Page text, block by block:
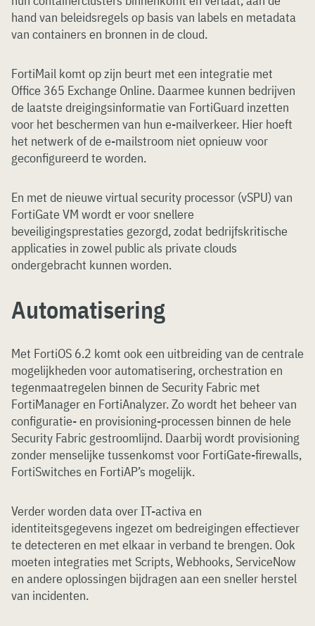
hand van beleidsregels op basis van labels en metadata
van containers en bronnen in de cloud.
FortiMail komt op zijn beurt met een integratie met
Office 365 Exchange Online. Daarmee kunnen bedrijven
de laatste dreigingsinformatie van FortiGuard inzetten
voor het beschermen van hun e-mailverkeer. Hier hoeft
het netwerk of de e-mailstroom niet opnieuw voor
geconfigureerd te worden.
En met de nieuwe virtual security processor (vSPU) van
FortiGate VM wordt er voor snellere
beveiligingsprestaties gezorgd, zodat bedrijfskritische
applicaties in zowel public als private clouds
ondergebracht kunnen worden.
Automatisering
Met FortiOS 6.2 komt ook een uitbreiding van de centrale
mogelijkheden voor automatisering, orchestration en
tegenmaatregelen binnen de Security Fabric met
FortiManager en FortiAnalyzer. Zo wordt het beheer van
configuratie- en provisioning-processen binnen de hele
Security Fabric gestroomlijnd. Daarbij wordt provisioning
zonder menselijke tussenkomst voor FortiGate-firewalls,
FortiSwitches en FortiAP’s mogelijk.
Verder worden data over IT-activa en
identiteitsgegevens ingezet om bedreigingen effectiever
te detecteren en met elkaar in verband te brengen. Ook
moeten integraties met Scripts, Webhooks, ServiceNow
en andere oplossingen bijdragen aan een sneller herstel
van incidenten.